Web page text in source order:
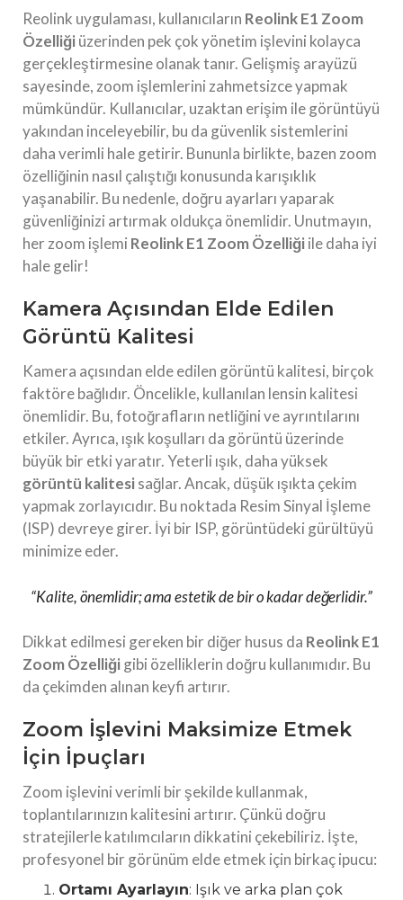
Reolink uygulaması, kullanıcıların Reolink E1 Zoom
Özelliğiüzerinden pek çok yönetim işlevini kolayca
gerçekleştirmesine olanak tanır. Gelişmiş arayüzü
sayesinde, zoom işlemlerini zahmetsizce yapmak
mümkündür. Kullanıcılar, uzaktan erişim ile görüntüyü
yakından inceleyebilir, bu da güvenlik sistemlerini
daha verimli hale getirir. Bununla birlikte, bazen zoom
özelliğinin nasıl çalıştığı konusunda karışıklık
yaşanabilir. Bu nedenle, doğru ayarları yaparak
güvenliğinizi artırmak oldukça önemlidir. Unutmayın,
her zoom işlemi Reolink E1 Zoom Özelliğiile daha iyi
hale gelir!
Kamera Açısından Elde Edilen
Görüntü Kalitesi
Kamera açısından elde edilen görüntü kalitesi, birçok
faktöre bağlıdır. Öncelikle, kullanılan lensin kalitesi
önemlidir. Bu, fotoğrafların netliğini ve ayrıntılarını
etkiler. Ayrıca, ışık koşulları da görüntü üzerinde
büyük bir etki yaratır. Yeterli ışık, daha yüksek
görüntü kalitesisağlar. Ancak, düşük ışıkta çekim
yapmak zorlayıcıdır. Bu noktada Resim Sinyal İşleme
(ISP) devreye girer. İyi bir ISP, görüntüdeki gürültüyü
minimize eder.
“Kalite, önemlidir; ama estetik de bir o kadar değerlidir.”
Dikkat edilmesi gereken bir diğer husus da Reolink E1
Zoom Özelliğigibi özelliklerin doğru kullanımıdır. Bu
da çekimden alınan keyfi artırır.
Zoom İşlevini Maksimize Etmek
İçin İpuçları
Zoom işlevini verimli bir şekilde kullanmak,
toplantılarınızın kalitesini artırır. Çünkü doğru
stratejilerle katılımcıların dikkatini çekebiliriz. İşte,
profesyonel bir görünüm elde etmek için birkaç ipucu:
Ortamı Ayarlayın: Işık ve arka plan çok